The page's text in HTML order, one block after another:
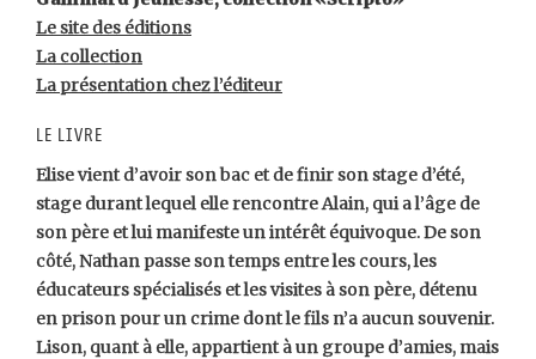
Le site des éditions
La collection
La présentation chez l’éditeur
Le livre
Elise vient d’avoir son bac et de finir son stage d’été,
stage durant lequel elle rencontre Alain, qui a l’âge de
son père et lui manifeste un intérêt équivoque. De son
côté, Nathan passe son temps entre les cours, les
éducateurs spécialisés et les visites à son père, détenu
en prison pour un crime dont le fils n’a aucun souvenir.
Lison, quant à elle, appartient à un groupe d’amies, mais